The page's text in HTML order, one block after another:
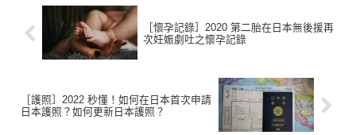
［懷孕記錄］2020 第二胎在日本無後援再
次妊娠劇吐之懷孕記錄
［護照］2022 秒懂！如何在日本首次申請
日本護照？如何更新日本護照？